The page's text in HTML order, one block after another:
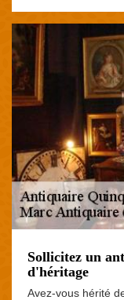
Sollicitez un
d'héritage
Avez-vous hérité